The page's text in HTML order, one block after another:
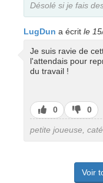
Désolé si je fais
LugDun a écrit le
Je suis ravie de
l'attendais pour
du travail !
J’aime
0
J’aime
pas
0
petite joueuse,
Voir